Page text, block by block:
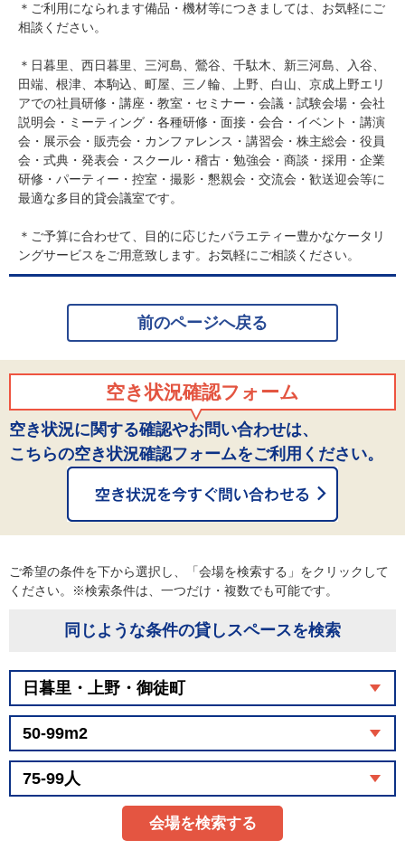
＊ご利用になられます備品・機材等につきましては、お気軽にご
相談ください。
＊日暮里、西日暮里、三河島、鶯谷、千駄木、新三河島、入谷、
田端、根津、本駒込、町屋、三ノ輪、上野、白山、京成上野エリ
アでの社員研修・講座・教室・セミナー・会議・試験会場・会社
説明会・ミーティング・各種研修・面接・会合・イベント・講演
会・展示会・販売会・カンファレンス・講習会・株主総会・役員
会・式典・発表会・スクール・稽古・勉強会・商談・採用・企業
研修・パーティー・控室・撮影・懇親会・交流会・歓送迎会等に
最適な多目的貸会議室です。
＊ご予算に合わせて、目的に応じたバラエティー豊かなケータリ
ングサービスをご用意致します。お気軽にご相談ください。
前のページへ戻る
空き状況確認フォーム
空き状況に関する確認やお問い合わせは、
こちらの空き状況確認フォームをご利用ください。
ご希望の条件を下から選択し、「会場を検索する」をクリックして
ください。※検索条件は、一つだけ・複数でも可能です。
同じような条件の貸しスペースを検索
会場を検索する